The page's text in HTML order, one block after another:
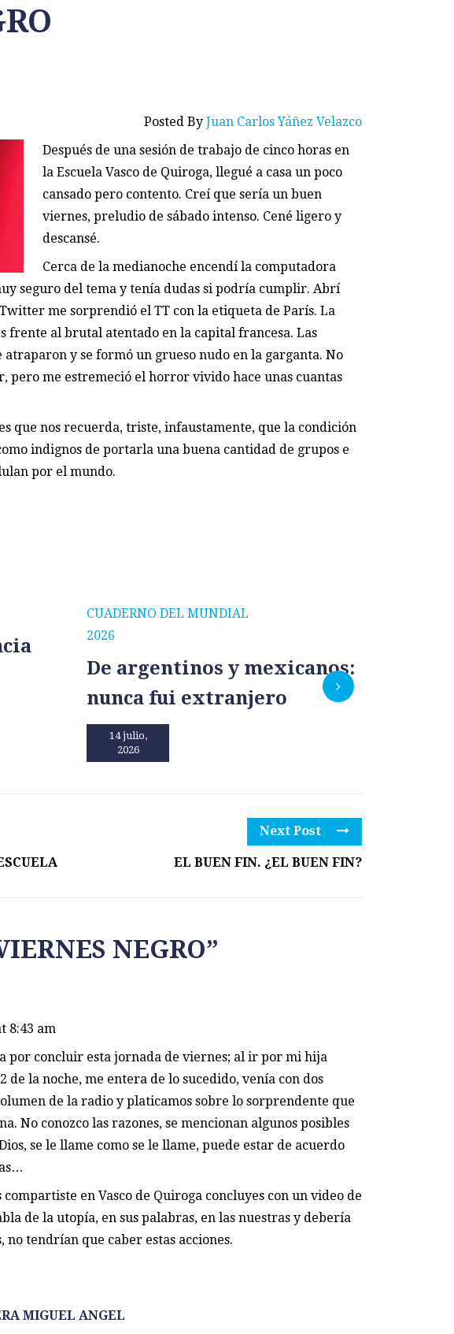
Posted By Juan Carlos Yáñez Velazco
Después de una sesión de trabajo de cinco horas en
la Escuela Vasco de Quiroga, llegué a casa un poco
cansado pero contento. Creí que sería un buen
viernes, preludio de sábado intenso. Cené ligero y
descansé.
Cerca de la medianoche encendí la computadora
seguro del tema y tenía dudas si podría cumplir. Abrí
me sorprendió el TT con la etiqueta de París. La
frente al brutal atentado en la capital francesa. Las
atraparon y se formó un grueso nudo en la garganta. No
pero me estremeció el horror vivido hace unas cuantas
que nos recuerda, triste, infaustamente, que la condición
indignos de portarla una buena cantidad de grupos e
por el mundo.
CUADERNO DEL MUNDIAL
2026
De argentinos y mexicanos:
nunca fui extranjero
14 julio,
2026
Next Post
EL BUEN FIN. ¿EL BUEN FIN?
NEGRO”
8:43 am
por concluir esta jornada de viernes; al ir por mi hija
de la noche, me entera de lo sucedido, venía con dos
de la radio y platicamos sobre lo sorprendente que
No conozco las razones, se mencionan algunos posibles
se le llame como se le llame, puede estar de acuerdo
en Vasco de Quiroga concluyes con un video de
de la utopía, en sus palabras, en las nuestras y debería
no tendrían que caber estas acciones.
MIGUEL ANGEL